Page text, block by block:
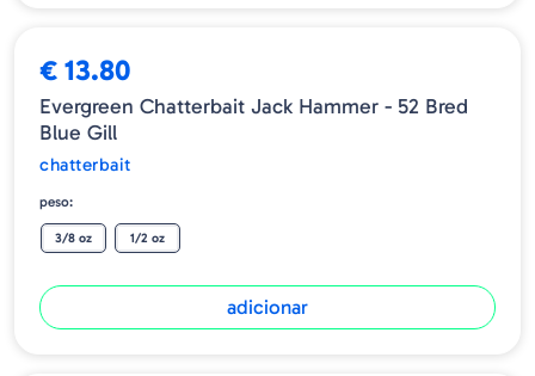
€ 13.80
Evergreen Chatterbait Jack Hammer - 52 Bred
Blue Gill
chatterbait
peso:
3/8 oz 1/2 oz
adicionar